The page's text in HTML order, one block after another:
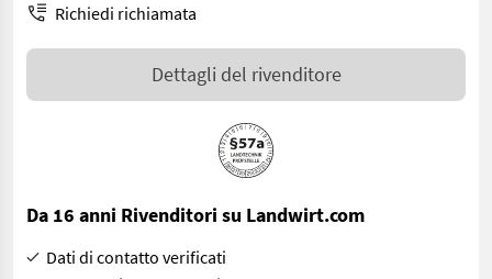
Richiedi richiamata
Dettagli del rivenditore
Da 16 anni Rivenditori su Landwirt.com
Dati di contatto verificati